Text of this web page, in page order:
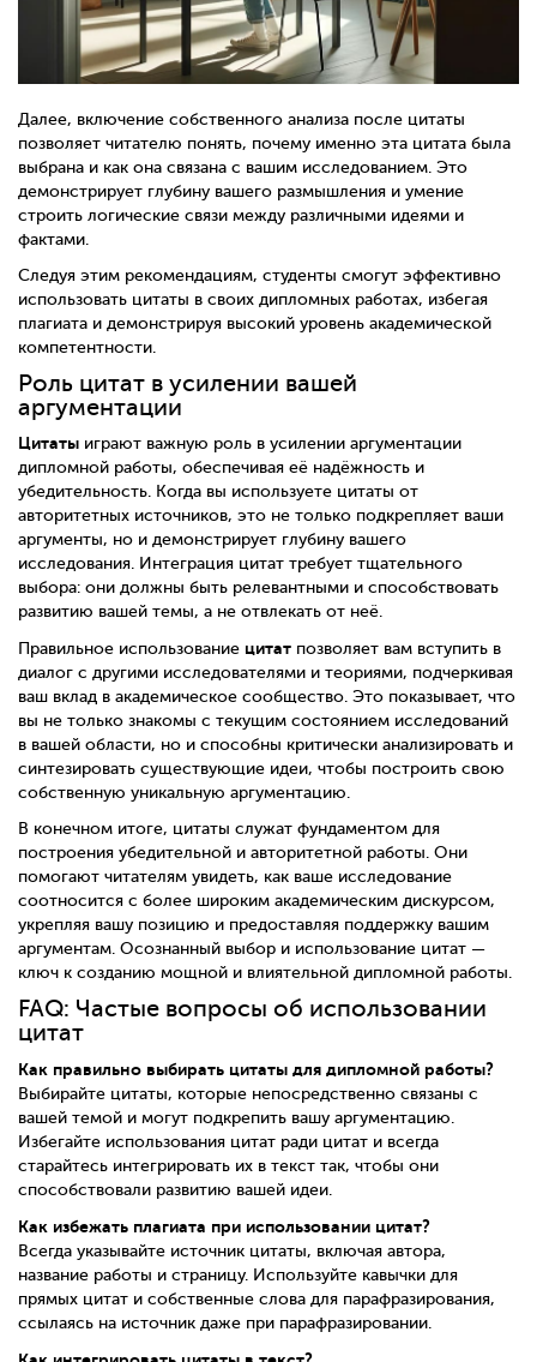
Далее, включение собственного анализа после цитаты
позволяет читателю понять, почему именно эта цитата была
выбрана и как она связана с вашим исследованием. Это
демонстрирует глубину вашего размышления и умение
строить логические связи между различными идеями и
фактами.
Следуя этим рекомендациям, студенты смогут эффективно
использовать цитаты в своих дипломных работах, избегая
плагиата и демонстрируя высокий уровень академической
компетентности.
Роль цитат в усилении вашей
аргументации
Цитаты играют важную роль в усилении аргументации
дипломной работы, обеспечивая её надёжность и
убедительность. Когда вы используете цитаты от
авторитетных источников, это не только подкрепляет ваши
аргументы, но и демонстрирует глубину вашего
исследования. Интеграция цитат требует тщательного
выбора: они должны быть релевантными и способствовать
развитию вашей темы, а не отвлекать от неё.
Правильное использование цитат позволяет вам вступить в
диалог с другими исследователями и теориями, подчеркивая
ваш вклад в академическое сообщество. Это показывает, что
вы не только знакомы с текущим состоянием исследований
в вашей области, но и способны критически анализировать и
синтезировать существующие идеи, чтобы построить свою
собственную уникальную аргументацию.
В конечном итоге, цитаты служат фундаментом для
построения убедительной и авторитетной работы. Они
помогают читателям увидеть, как ваше исследование
соотносится с более широким академическим дискурсом,
укрепляя вашу позицию и предоставляя поддержку вашим
аргументам. Осознанный выбор и использование цитат —
ключ к созданию мощной и влиятельной дипломной работы.
FAQ: Частые вопросы об использовании
цитат
Как правильно выбирать цитаты для дипломной работы?
Выбирайте цитаты, которые непосредственно связаны с
вашей темой и могут подкрепить вашу аргументацию.
Избегайте использования цитат ради цитат и всегда
старайтесь интегрировать их в текст так, чтобы они
способствовали развитию вашей идеи.
Как избежать плагиата при использовании цитат?
Всегда указывайте источник цитаты, включая автора,
название работы и страницу. Используйте кавычки для
прямых цитат и собственные слова для парафразирования,
ссылаясь на источник даже при парафразировании.